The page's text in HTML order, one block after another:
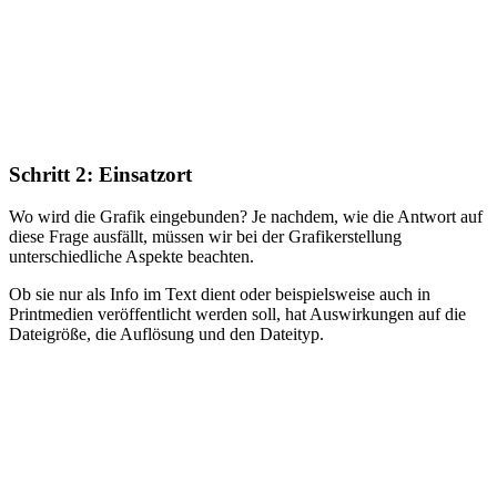
Schritt 2: Einsatzort
Wo wird die Grafik eingebunden? Je nachdem, wie die Antwort auf
diese Frage ausfällt, müssen wir bei der Grafikerstellung
unterschiedliche Aspekte beachten.
Ob sie nur als Info im Text dient oder beispielsweise auch in
Printmedien veröffentlicht werden soll, hat Auswirkungen auf die
Dateigröße, die Auflösung und den Dateityp.